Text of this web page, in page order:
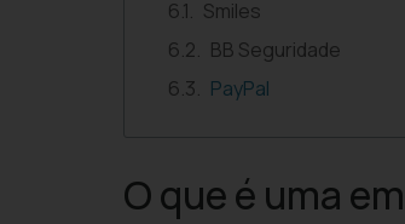
Smiles
BB Seguridade
PayPal
O que é uma